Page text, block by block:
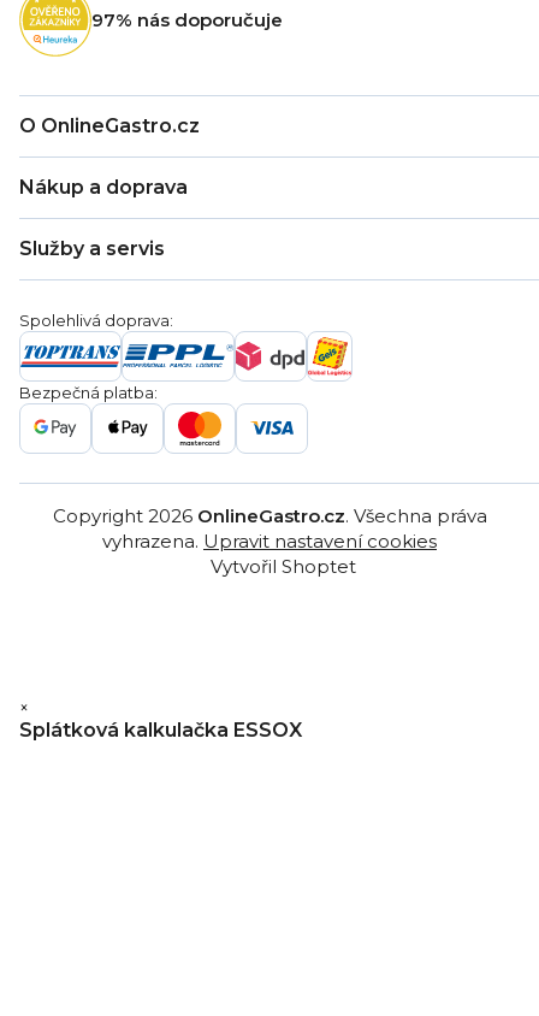
97% nás doporučuje
O OnlineGastro.cz
Kontakty
Věrnostní program
Blog
Nákup a doprava
Záruka
Ochrana osobních údajů
Reklamační řády
Služby a servis
Servis a reklamace
Poptávka
Gastro projekty
Značky
Gastro velkoobchod
Spolehlivá doprava:
Bezpečná platba:
Vytvořil Shoptet
Copyright 2026 OnlineGastro.cz. Všechna práva
vyhrazena. Upravit nastavení cookies
×
Splátková kalkulačka ESSOX